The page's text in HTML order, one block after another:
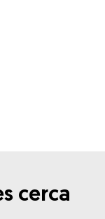
cerca